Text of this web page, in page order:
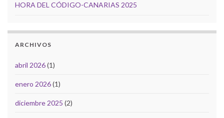
HORA DEL CÓDIGO-CANARIAS 2025
ARCHIVOS
abril 2026(1)
enero 2026(1)
diciembre 2025 (2)